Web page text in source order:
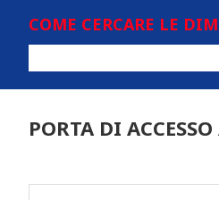
COME CERCARE LE
PORTA DI